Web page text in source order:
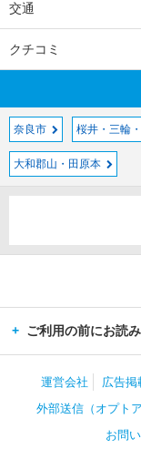
交通
クチコミ
奈良市 桜井・三輪
大和郡山・田原本
ご利用の前にお読み
運営会社 広告掲
外部送信（オプトア
お問